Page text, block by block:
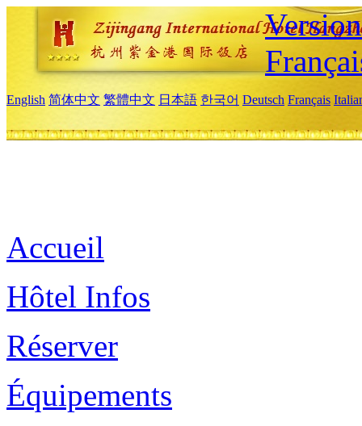
English 简体中文 繁體中文 日本語 한국어 Deutsch Français
Accueil
Hôtel Infos
Réserver
Équipements